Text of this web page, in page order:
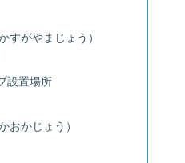
がやまじょう）
設置場所
かじょう）